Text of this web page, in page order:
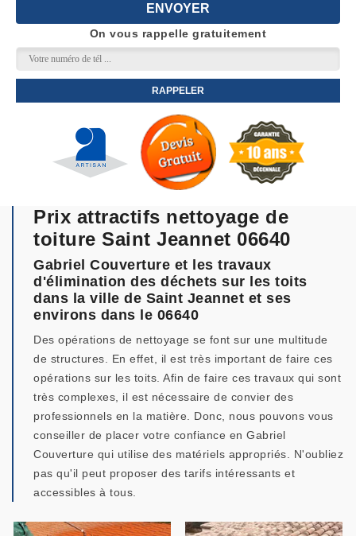
On vous rappelle gratuitement
Prix attractifs nettoyage de
toiture Saint Jeannet 06640
Gabriel Couverture et les travaux
d'élimination des déchets sur les toits
dans la ville de Saint Jeannet et ses
environs dans le 06640
Des opérations de nettoyage se font sur une multitude
de structures. En effet, il est très important de faire ces
opérations sur les toits. Afin de faire ces travaux qui sont
très complexes, il est nécessaire de convier des
professionnels en la matière. Donc, nous pouvons vous
conseiller de placer votre confiance en Gabriel
Couverture qui utilise des matériels appropriés. N'oubliez
pas qu'il peut proposer des tarifs intéressants et
accessibles à tous.